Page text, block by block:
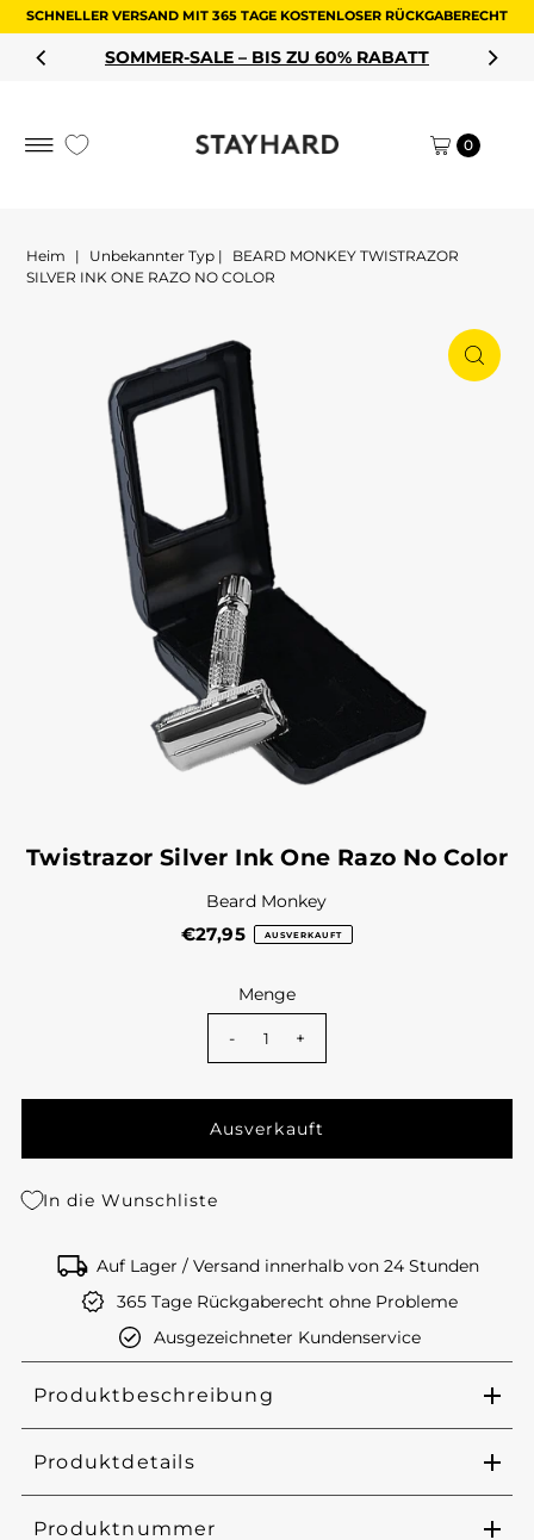
SCHNELLER VERSAND MIT 365 TAGE KOSTENLOSER RÜCKGABERECHT
SOMMER-SALE – BIS ZU 60% RABATT
0
Heim | Unbekannter Typ |
BEARD MONKEY TWISTRAZOR
SILVER INK ONE RAZO NO COLOR
Twistrazor Silver Ink One Razo No Color
Beard Monkey
€27,95 AUSVERKAUFT
Menge
- +
In die Wunschliste
Auf Lager / Versand innerhalb von 24 Stunden
365 Tage Rückgaberecht ohne Probleme
Ausgezeichneter Kundenservice
Produktbeschreibung
Produktdetails
Produktnummer